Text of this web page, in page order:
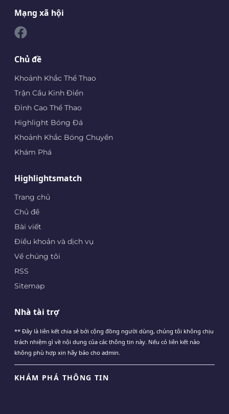
Mạng xã hội
Chủ đề
Khoảnh Khắc Thể Thao
Trận Cầu Kinh Điển
Đỉnh Cao Thể Thao
Highlight Bóng Đá
Khoảnh Khắc Bóng Chuyền
Khám Phá
Highlightsmatch
Trang chủ
Chủ đề
Bài viết
Điều khoản và dịch vụ
Về chúng tôi
RSS
Sitemap
Nhà tài trợ
** Đây là liên kết chia sẻ bới cộng đồng người dùng, chúng tôi không chịu
trách nhiệm gì về nội dung của các thông tin này. Nếu có liên kết nào
không phù hợp xin hãy báo cho admin.
KHÁM PHÁ THÔNG TIN